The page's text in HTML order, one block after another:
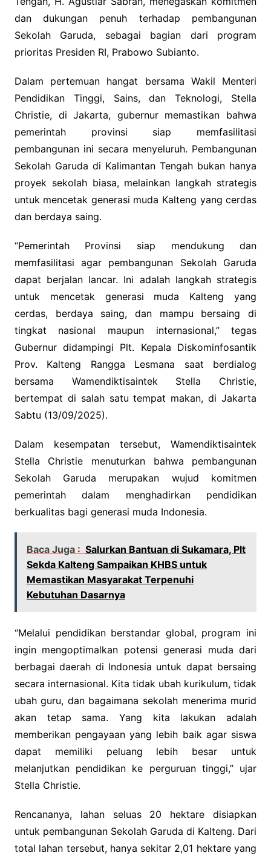
dan dukungan penuh terhadap pembangunan
Sekolah Garuda, sebagai bagian dari program
prioritas Presiden RI, Prabowo Subianto.
Dalam pertemuan hangat bersama Wakil Menteri
Pendidikan Tinggi, Sains, dan Teknologi, Stella
Christie, di Jakarta, gubernur memastikan bahwa
pemerintah provinsi siap memfasilitasi
pembangunan ini secara menyeluruh. Pembangunan
Sekolah Garuda di Kalimantan Tengah bukan hanya
proyek sekolah biasa, melainkan langkah strategis
untuk mencetak generasi muda Kalteng yang cerdas
dan berdaya saing.
“Pemerintah Provinsi siap mendukung dan
memfasilitasi agar pembangunan Sekolah Garuda
dapat berjalan lancar. Ini adalah langkah strategis
untuk mencetak generasi muda Kalteng yang
cerdas, berdaya saing, dan mampu bersaing di
tingkat nasional maupun internasional,” tegas
Gubernur didampingi Plt. Kepala Diskominfosantik
Prov. Kalteng Rangga Lesmana saat berdialog
bersama Wamendiktisaintek Stella Christie,
bertempat di salah satu tempat makan, di Jakarta
Sabtu (13/09/2025).
Dalam kesempatan tersebut, Wamendiktisaintek
Stella Christie menuturkan bahwa pembangunan
Sekolah Garuda merupakan wujud komitmen
pemerintah dalam menghadirkan pendidikan
berkualitas bagi generasi muda Indonesia.
Baca Juga : Salurkan Bantuan di Sukamara, Plt
Sekda Kalteng Sampaikan KHBS untuk
Memastikan Masyarakat Terpenuhi
Kebutuhan Dasarnya
“Melalui pendidikan berstandar global, program ini
ingin mengoptimalkan potensi generasi muda dari
berbagai daerah di Indonesia untuk dapat bersaing
secara internasional. Kita tidak ubah kurikulum, tidak
ubah guru, dan bagaimana sekolah menerima murid
akan tetap sama. Yang kita lakukan adalah
memberikan pengayaan yang lebih baik agar siswa
dapat memiliki peluang lebih besar untuk
melanjutkan pendidikan ke perguruan tinggi,” ujar
Stella Christie.
Rencananya, lahan seluas 20 hektare disiapkan
untuk pembangunan Sekolah Garuda di Kalteng. Dari
total lahan tersebut, hanya sekitar 2,01 hektare yang